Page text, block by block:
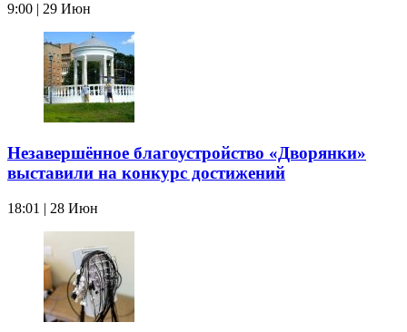
9:00 | 29 Июн
Незавершённое благоустройство «Дворянки»
выставили на конкурс достижений
18:01 | 28 Июн